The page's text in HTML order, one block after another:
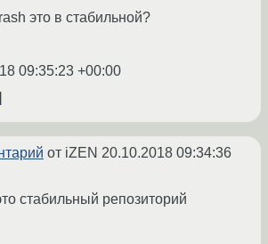
это в стабильной?
09:35:23 +00:00
от iZEN 20.10.2018 09:34:36
стабильный репозиторий